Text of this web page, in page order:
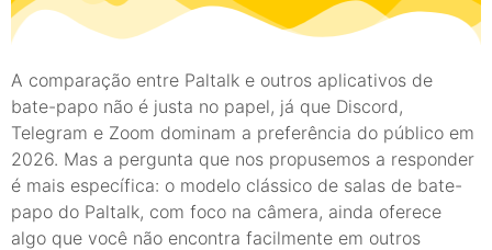
A comparação entre Paltalk e outros aplicativos de
bate-papo não é justa no papel, já que Discord,
Telegram e Zoom dominam a preferência do público em
2026. Mas a pergunta que nos propusemos a responder
é mais específica: o modelo clássico de salas de bate-
papo do Paltalk, com foco na câmera, ainda oferece
algo que você não encontra facilmente em outros